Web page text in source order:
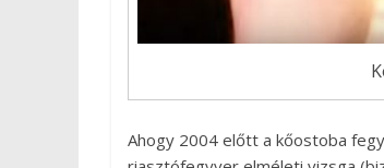
Ahogy 2004 előtt a kőostoba